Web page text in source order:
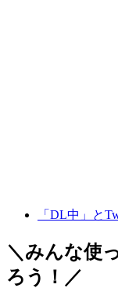
「DL中」と
＼みんな使
ろう！／